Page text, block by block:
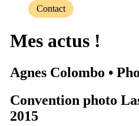
Contact
Mes actus !
Agnes Colombo •
Convention photo
2015